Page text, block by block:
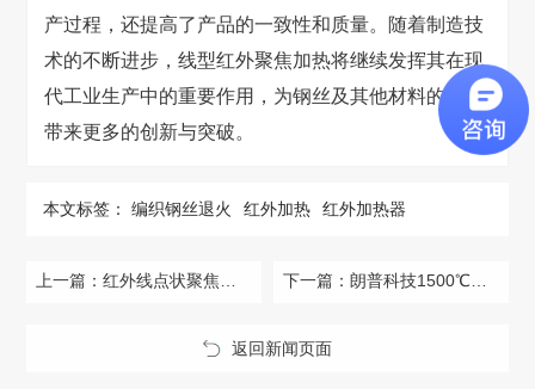
产过程，还提高了产品的一致性和质量。随着制造技
术的不断进步，线型红外聚焦加热将继续发挥其在现
代工业生产中的重要作用，为钢丝及其他材料的加工
带来更多的创新与突破。
本文标签： 编织钢丝退火 红外加热 红外加热器
上一篇：红外线点状聚焦加热器实现5G模块银浆精准高效固化！ 下一篇： 朗普科技1500℃红外聚焦加热系统助力陶瓷基材料测试新突破
返回新闻页面